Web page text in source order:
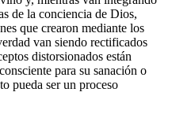
de la conciencia de Dios,
que crearon mediante los
van siendo rectificados
distorsionados están
para su sanación o
pueda ser un proceso